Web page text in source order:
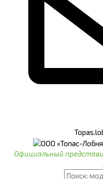
Официальный